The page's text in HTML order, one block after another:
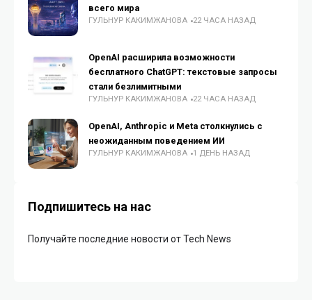
всего мира
ГУЛЬНУР КАКИМЖАНОВА 22 ЧАСА НАЗАД
OpenAI расширила возможности
бесплатного ChatGPT: текстовые запросы
стали безлимитными
ГУЛЬНУР КАКИМЖАНОВА 22 ЧАСА НАЗАД
OpenAI, Anthropic и Meta столкнулись с
неожиданным поведением ИИ
ГУЛЬНУР КАКИМЖАНОВА 1 ДЕНЬ НАЗАД
Подпишитесь на нас
Получайте последние новости от Tech News